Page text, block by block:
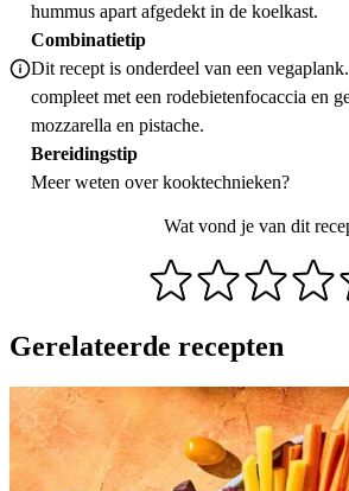
hummus apart afgedekt in de koelkast.
Combinatietip
Dit recept is onderdeel van een
compleet met een rodebietenfocaccia en
mozzarella en pistache.
Bereidingstip
Meer weten overkooktechnieken?
Wat vond je van dit
Gerelateerde recepten